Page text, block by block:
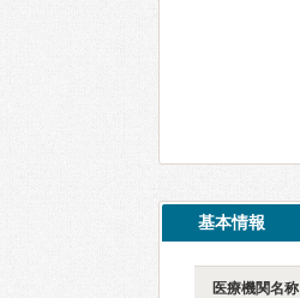
基本情報
医療機関名称